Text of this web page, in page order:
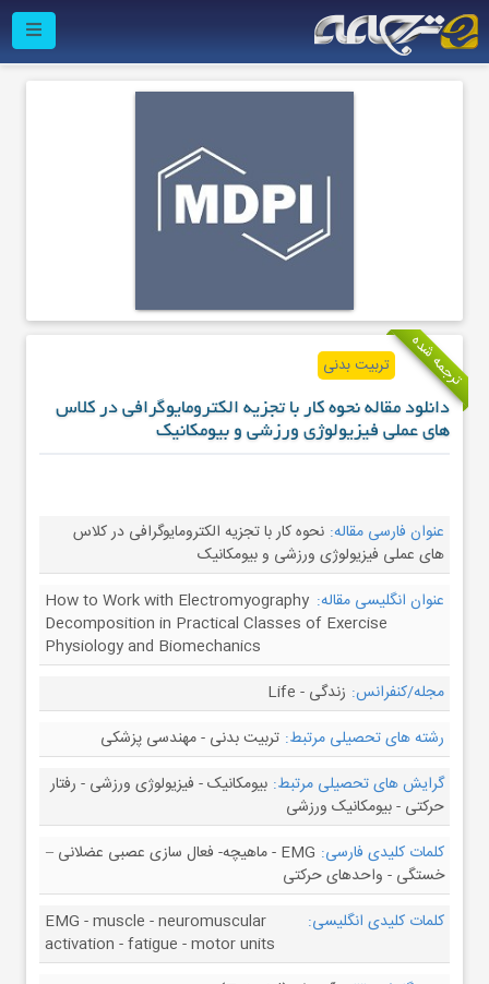
ترجمه شده تربیت بدنی
دانلود مقاله نحوه کار با تجزیه الکترومایوگرافی در کلاس
های عملی فیزیولوژی ورزشی و بیومکانیک
عنوان فارسی مقاله: نحوه کار با تجزیه الکترومایوگرافی در کلاس
های عملی فیزیولوژی ورزشی و بیومکانیک
عنوان انگلیسی مقاله: How to Work with Electromyography
Decomposition in Practical Classes of Exercise
Physiology and Biomechanics
مجله/کنفرانس: زندگی - Life
رشته های تحصیلی مرتبط: تربیت بدنی - مهندسی پزشکی
گرایش های تحصیلی مرتبط: بیومکانیک - فیزیولوژی ورزشی - رفتار
حرکتی - بیومکانیک ورزشی
کلمات کلیدی فارسی:
EMG - ماهیچه- فعال سازی عصبی عضلانی –
خستگی - واحدهای حرکتی
کلمات کلیدی انگلیسی:
EMG - muscle - neuromuscular
activation - fatigue - motor units